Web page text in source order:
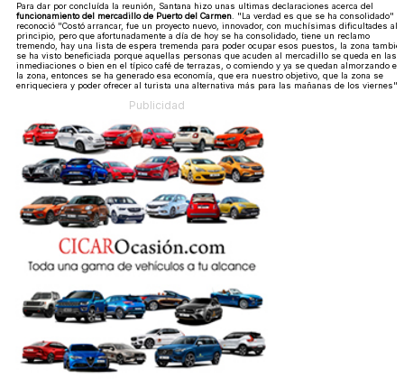
Para dar por concluída la reunión, Santana hizo unas ultimas declaraciones acerca del
funcionamiento del mercadillo de Puerto del Carmen . "La verdad es que se ha consolidado"
reconoció "Costó arrancar, fue un proyecto nuevo, innovador, con muchísimas dificultades al
principio, pero que afortunadamente a día de hoy se ha consolidado, tiene un reclamo
tremendo, hay una lista de espera tremenda para poder ocupar esos puestos, la zona
se ha visto beneficiada porque aquellas personas que acuden al mercadillo se queda en las
inmediaciones o bien en el típico café de terrazas, o comiendo y ya se quedan almorzando en
la zona, entonces se ha generado esa economía, que era nuestro objetivo, que la zona se
enriqueciera y poder ofrecer al turista una alternativa más para las mañanas de los viernes".
Publicidad